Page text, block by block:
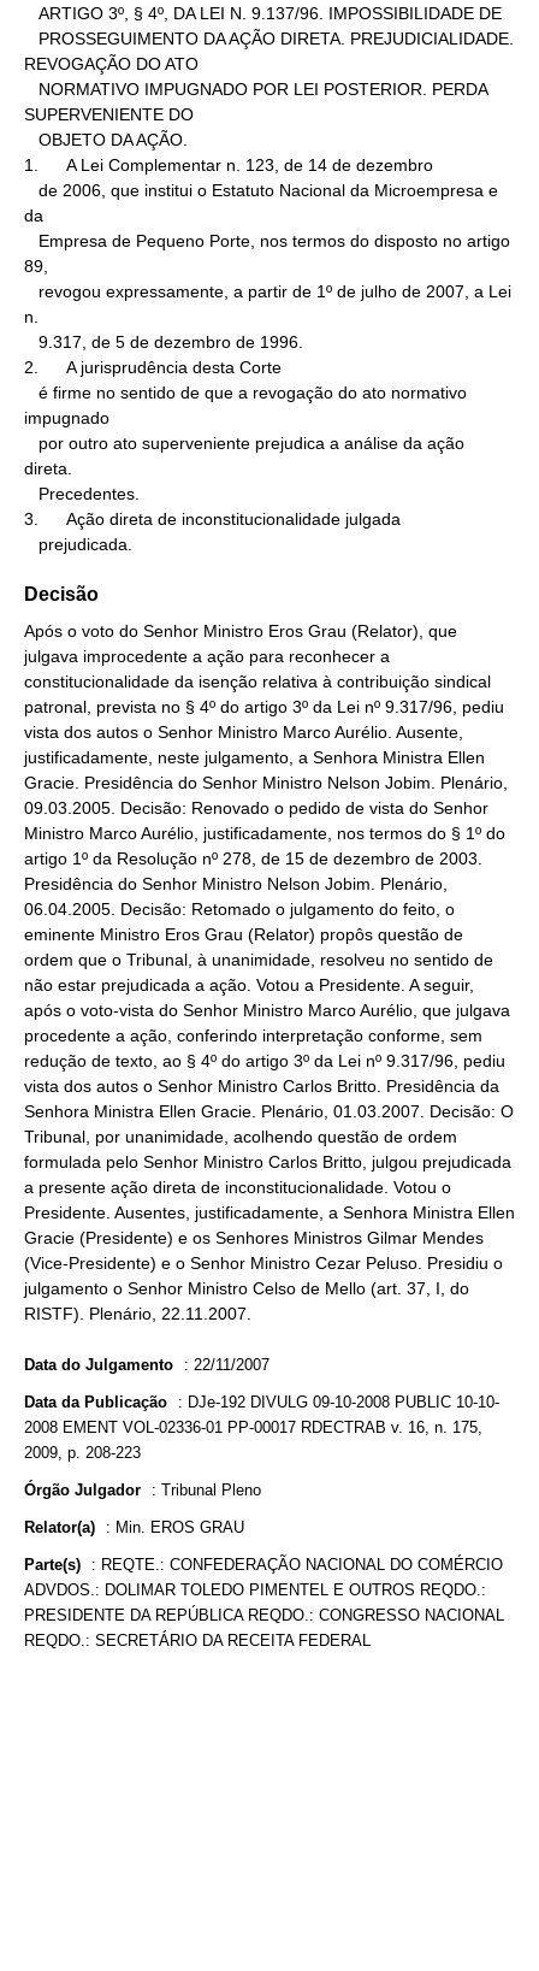
REVOGAÇÃO DO ATO
SUPERVENIENTE DO
1.      A Lei Complementar n. 123, de 14 de dezembro
da
89,
n.
2.      A jurisprudência desta Corte
impugnado
direta.
3.      Ação direta de inconstitucionalidade julgada
   prejudicada.
Decisão
Após o voto do Senhor Ministro Eros Grau (Relator), que
julgava improcedente a ação para reconhecer a
constitucionalidade da isenção relativa à contribuição sindical
patronal, prevista no § 4º do artigo 3º da Lei nº 9.317/96, pediu
vista dos autos o Senhor Ministro Marco Aurélio. Ausente,
justificadamente, neste julgamento, a Senhora Ministra Ellen
Gracie. Presidência do Senhor Ministro Nelson Jobim. Plenário,
09.03.2005. Decisão: Renovado o pedido de vista do Senhor
Ministro Marco Aurélio, justificadamente, nos termos do § 1º do
artigo 1º da Resolução nº 278, de 15 de dezembro de 2003.
Presidência do Senhor Ministro Nelson Jobim. Plenário,
06.04.2005. Decisão: Retomado o julgamento do feito, o
eminente Ministro Eros Grau (Relator) propôs questão de
ordem que o Tribunal, à unanimidade, resolveu no sentido de
não estar prejudicada a ação. Votou a Presidente. A seguir,
após o voto-vista do Senhor Ministro Marco Aurélio, que julgava
procedente a ação, conferindo interpretação conforme, sem
redução de texto, ao § 4º do artigo 3º da Lei nº 9.317/96, pediu
vista dos autos o Senhor Ministro Carlos Britto. Presidência da
Senhora Ministra Ellen Gracie. Plenário, 01.03.2007. Decisão: O
Tribunal, por unanimidade, acolhendo questão de ordem
formulada pelo Senhor Ministro Carlos Britto, julgou prejudicada
a presente ação direta de inconstitucionalidade. Votou o
Presidente. Ausentes, justificadamente, a Senhora Ministra Ellen
Gracie (Presidente) e os Senhores Ministros Gilmar Mendes
(Vice-Presidente) e o Senhor Ministro Cezar Peluso. Presidiu o
julgamento o Senhor Ministro Celso de Mello (art. 37, I, do
RISTF). Plenário, 22.11.2007.
Data do Julgamento : 22/11/2007
Data da Publicação : DJe-192 DIVULG 09-10-2008 PUBLIC 10-10-
2008 EMENT VOL-02336-01 PP-00017 RDECTRAB v. 16, n. 175,
2009, p. 208-223
Órgão Julgador : Tribunal Pleno
Relator(a) : Min. EROS GRAU
Parte(s) : REQTE.: CONFEDERAÇÃO NACIONAL DO COMÉRCIO
ADVDOS.: DOLIMAR TOLEDO PIMENTEL E OUTROS REQDO.:
PRESIDENTE DA REPÚBLICA REQDO.: CONGRESSO NACIONAL
REQDO.: SECRETÁRIO DA RECEITA FEDERAL